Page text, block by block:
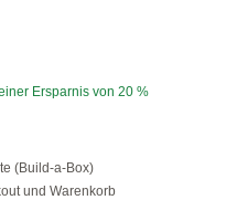
Ersparnis von 20 %
(Build-a-Box)
und Warenkorb